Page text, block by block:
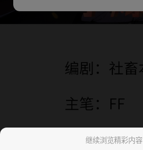
继续浏览精彩内容